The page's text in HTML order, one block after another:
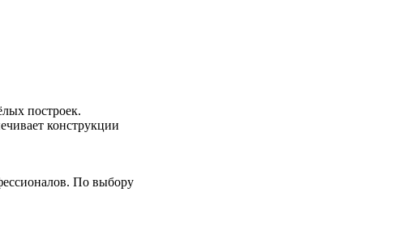
построек.
конструкции
По выбору